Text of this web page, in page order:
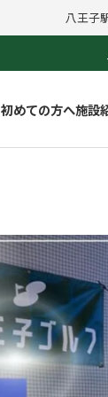
八王子
初めての方へ施設